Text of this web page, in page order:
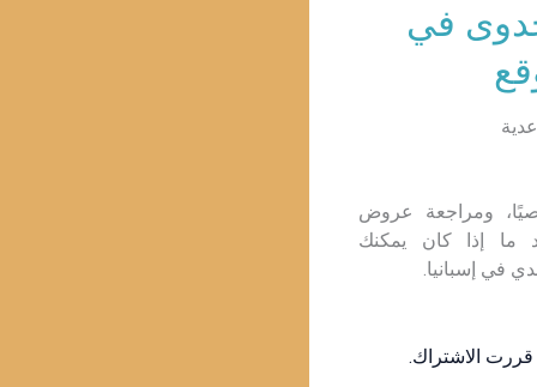
في
ومراجعة عروض
ما إذا كان يمكنك
في إسبانيا.
قررت الاشتراك.